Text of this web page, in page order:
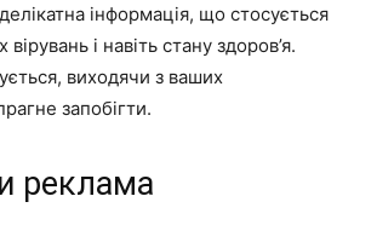
інформація, що стосується
і навіть стану здоров’я.
виходячи з ваших
запобігти.
реклама